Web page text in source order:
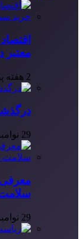
2 هفته پیش
29 نوامبر 2024
معرفی
29 نوامبر 2024